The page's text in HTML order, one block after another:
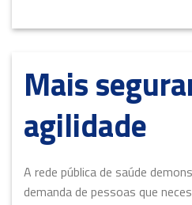
Mais
agilidade
A rede pública de saúde
demanda de pessoas que